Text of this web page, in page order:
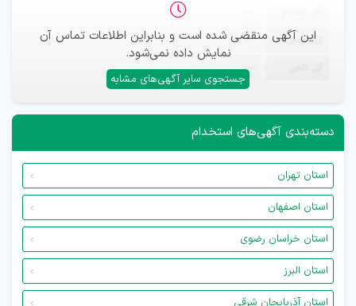
این آگهی منقضی شده است و بنابراین اطلاعات تماس آن
نمایش داده نمی‌شود.
جستجوی سایر آگهی‌های مشابه
ایمیل —
—
دسته‌بندی آگهی‌های استخدام
استان تهران
استان اصفهان
استان خراسان رضوی
استان البرز
استان آذربایجان شرقی